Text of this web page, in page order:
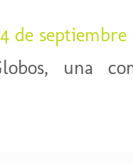
de septiembre
una